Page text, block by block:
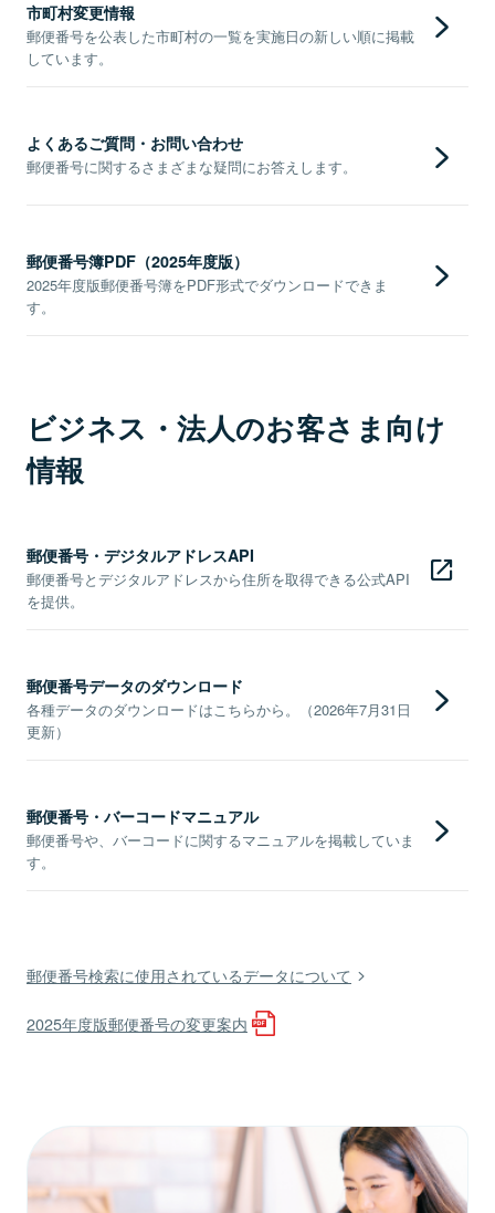
市町村変更情報
郵便番号を公表した市町村の一覧を実施日の新しい順に掲載
しています。
よくあるご質問・お問い合わせ
郵便番号に関するさまざまな疑問にお答えします。
郵便番号簿PDF（2025年度版）
2025年度版郵便番号簿をPDF形式でダウンロードできま
す。
ビジネス・法人のお客さま向け
情報
郵便番号・デジタルアドレスAPI
郵便番号とデジタルアドレスから住所を取得できる公式API
を提供。
郵便番号データのダウンロード
各種データのダウンロードはこちらから。（2026年7月31日
更新）
郵便番号・バーコードマニュアル
郵便番号や、バーコードに関するマニュアルを掲載していま
す。
郵便番号検索に使用されているデータについて
2025年度版郵便番号の変更案内